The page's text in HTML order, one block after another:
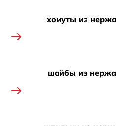
хомуты из
шайбы из